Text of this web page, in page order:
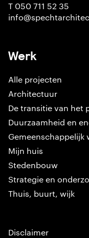
T 050 711 52 35
Werk
Alle projecten
Architectuur
De transitie van het
Duurzaamheid en
Gemeenschappelijk
Mijn huis
Stedenbouw
Strategie en
Thuis, buurt, wijk
Disclaimer